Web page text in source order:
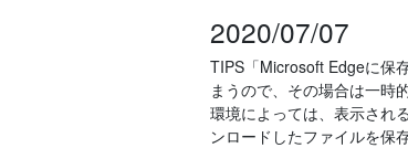
2020/07/07
TIPS「Microsoft Edgeに保
まうので、その場合は一時
環境によっては、表示され
ンロードしたファイルを保